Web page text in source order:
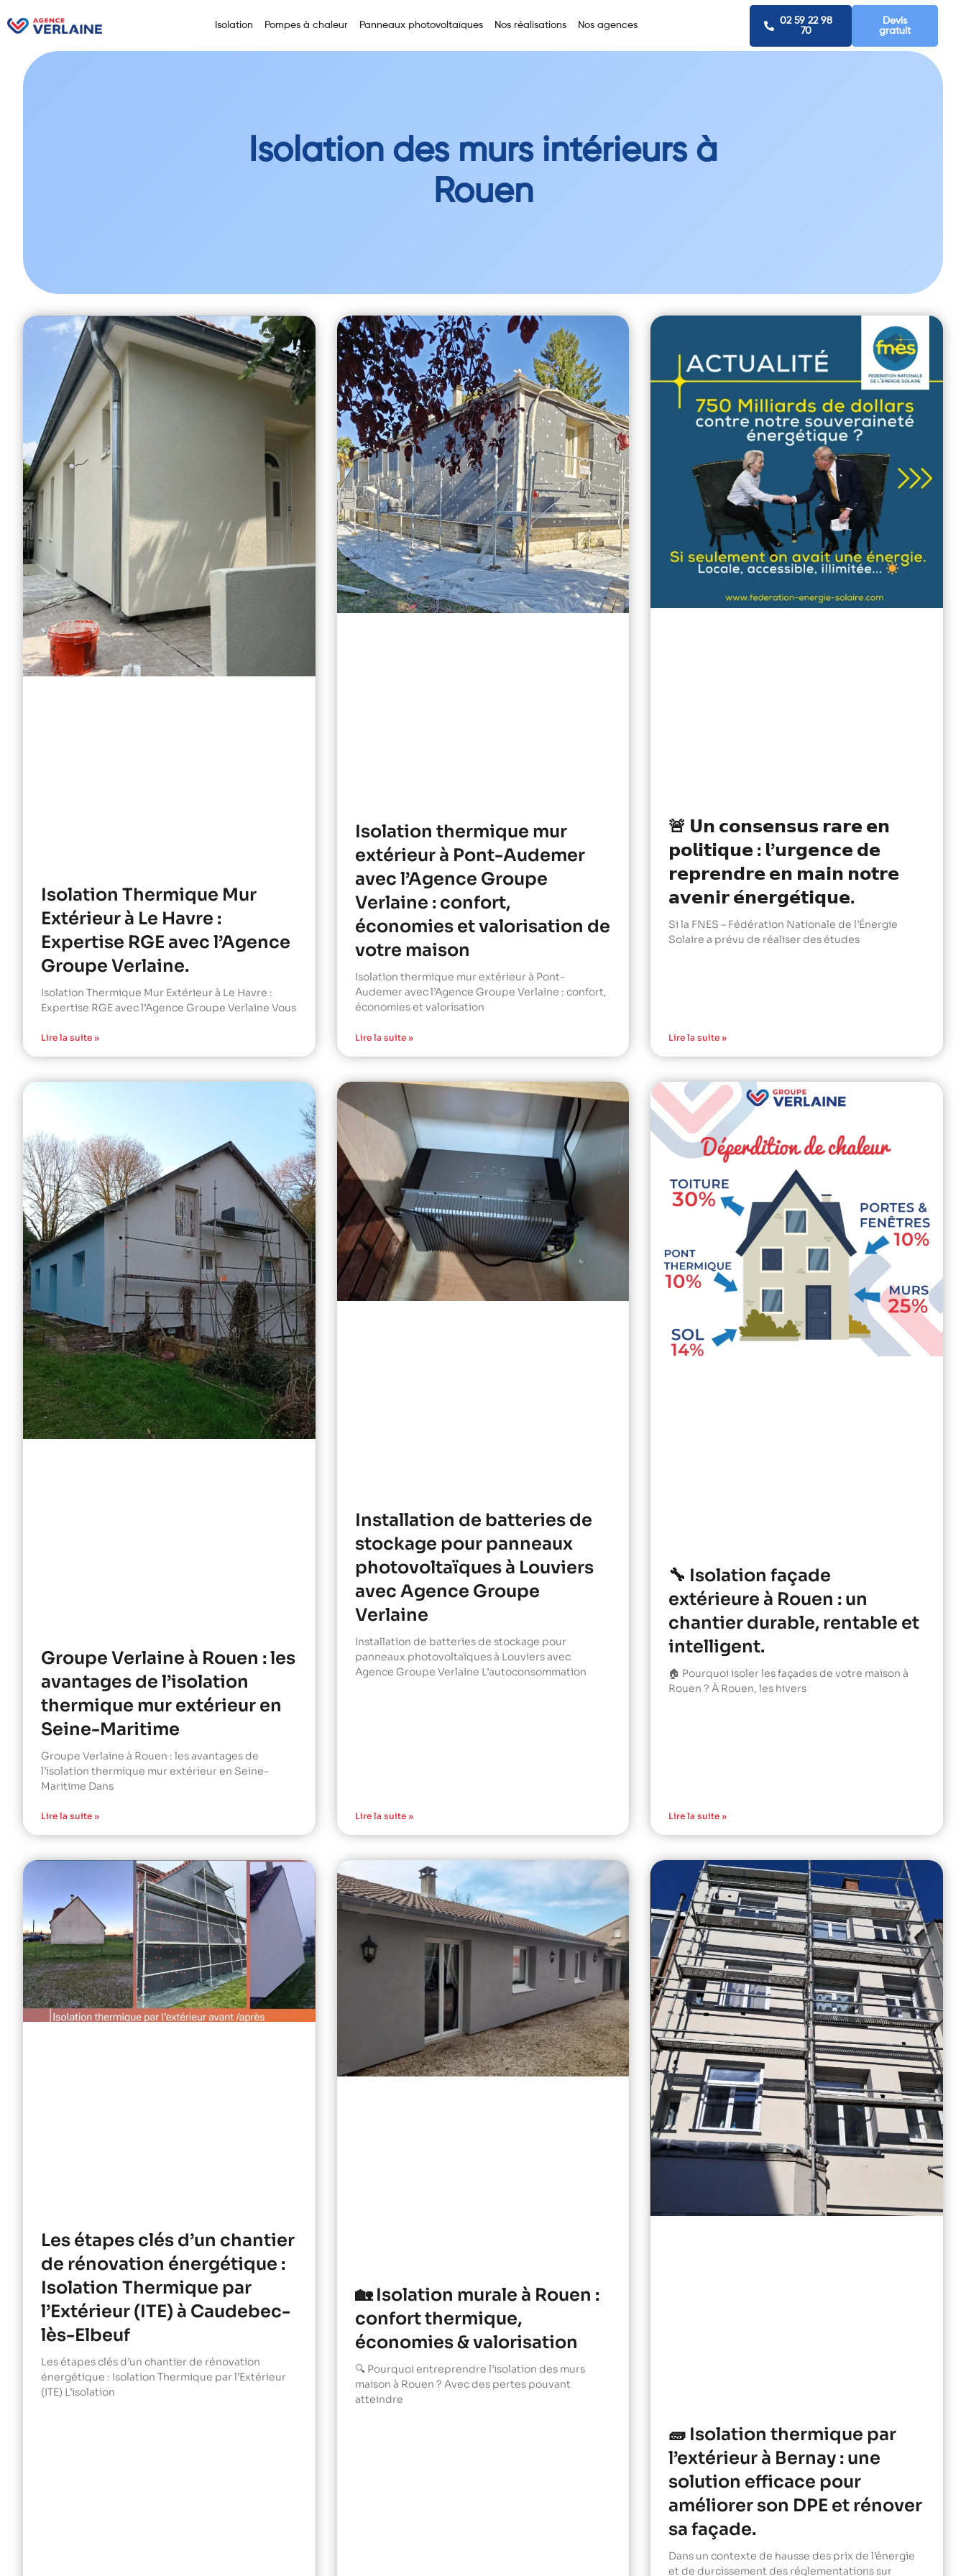
Isolation Pompes à chaleur Panneaux photovoltaïques Nos réalisations Nos agences
02 59 22 98
70
Devis
gratuit
Isolation des murs intérieurs à
Rouen
Isolation Thermique Mur
Extérieur à Le Havre :
Expertise RGE avec l’Agence
Groupe Verlaine.
Isolation Thermique Mur Extérieur à Le Havre :
Expertise RGE avec l’Agence Groupe Verlaine Vous
Lire la suite »
Isolation thermique mur
extérieur à Pont-Audemer
avec l’Agence Groupe
Verlaine : confort,
économies et valorisation de
votre maison
Isolation thermique mur extérieur à Pont-
Audemer avec l’Agence Groupe Verlaine : confort,
économies et valorisation
Lire la suite »
🚨 𝗨𝗻 𝗰𝗼𝗻𝘀𝗲𝗻𝘀𝘂𝘀 𝗿𝗮𝗿𝗲 𝗲𝗻
𝗽𝗼𝗹𝗶𝘁𝗶𝗾𝘂𝗲 : 𝗹’𝘂𝗿𝗴𝗲𝗻𝗰𝗲 𝗱𝗲
𝗿𝗲𝗽𝗿𝗲𝗻𝗱𝗿𝗲 𝗲𝗻 𝗺𝗮𝗶𝗻 𝗻𝗼𝘁𝗿𝗲
𝗮𝘃𝗲𝗻𝗶𝗿 𝗲́𝗻𝗲𝗿𝗴𝗲́𝘁𝗶𝗾𝘂𝗲.
Si la FNES – Fédération Nationale de l’Énergie
Solaire a prévu de réaliser des études
Lire la suite »
Groupe Verlaine à Rouen : les
avantages de l’isolation
thermique mur extérieur en
Seine-Maritime
Groupe Verlaine à Rouen : les avantages de
l’isolation thermique mur extérieur en Seine-
Maritime Dans
Lire la suite »
Installation de batteries de
stockage pour panneaux
photovoltaïques à Louviers
avec Agence Groupe
Verlaine
Installation de batteries de stockage pour
panneaux photovoltaïques à Louviers avec
Agence Groupe Verlaine L’autoconsommation
Lire la suite »
🔧 Isolation façade
extérieure à Rouen : un
chantier durable, rentable et
intelligent.
🏠 Pourquoi isoler les façades de votre maison à
Rouen ? À Rouen, les hivers
Lire la suite »
Les étapes clés d’un chantier
de rénovation énergétique :
Isolation Thermique par
l’Extérieur (ITE) à Caudebec-
lès-Elbeuf
Les étapes clés d’un chantier de rénovation
énergétique : Isolation Thermique par l’Extérieur
(ITE) L’isolation
🏡 Isolation murale à Rouen :
confort thermique,
économies & valorisation
🔍 Pourquoi entreprendre l’isolation des murs
maison à Rouen ? Avec des pertes pouvant
atteindre
🧱 Isolation thermique par
l’extérieur à Bernay : une
solution efficace pour
améliorer son DPE et rénover
sa façade.
Dans un contexte de hausse des prix de l’énergie
et de durcissement des réglementations sur